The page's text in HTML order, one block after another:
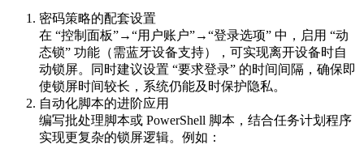
密码策略的配套设置
在 “控制面板”→“用户账户”→“登录选项” 中，启用 “动
态锁” 功能（需蓝牙设备支持），可实现离开设备时自
动锁屏。同时建议设置 “要求登录” 的时间间隔，确保即
使锁屏时间较长，系统仍能及时保护隐私。
自动化脚本的进阶应用
编写批处理脚本或 PowerShell 脚本，结合任务计划程序
实现更复杂的锁屏逻辑。例如：